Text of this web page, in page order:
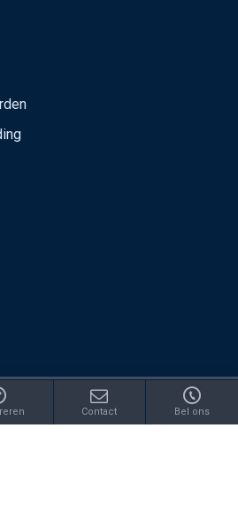
- Ontwikkeld door OnlineBouwers
Contact Bel ons